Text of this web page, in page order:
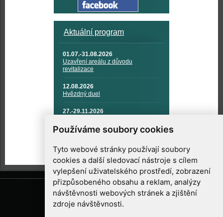
Používáme soubory cookies
Tyto webové stránky používají soubory
cookies a další sledovací nástroje s cílem
vylepšení uživatelského prostředí, zobrazení
přizpůsobeného obsahu a reklam, analýzy
návštěvnosti webových stránek a zjištění
zdroje návštěvnosti.
Aktuální program
01.07.-31.08.2026
Uzavření areálu z důvodu
revitalizace
12.08.2026
Hvězdný duel
27.-29.11.2026
TECHNIKA A KOSMICKÉ
TECHNOLOGIE